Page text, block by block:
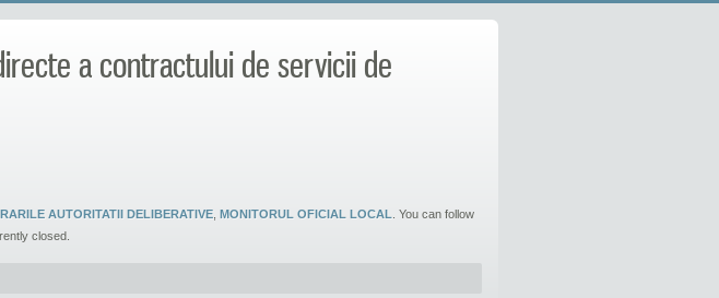
a contractului de servicii de
AUTORITATII DELIBERATIVE MONITORUL OFICIAL LOCAL . You can follow
closed.